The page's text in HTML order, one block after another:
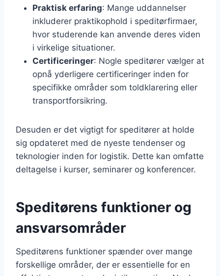
Praktisk erfaring: Mange uddannelser
inkluderer praktikophold i speditørfirmaer,
hvor studerende kan anvende deres viden
i virkelige situationer.
Certificeringer: Nogle speditører vælger at
opnå yderligere certificeringer inden for
specifikke områder som toldklarering eller
transportforsikring.
Desuden er det vigtigt for speditører at holde
sig opdateret med de nyeste tendenser og
teknologier inden for logistik. Dette kan omfatte
deltagelse i kurser, seminarer og konferencer.
Speditørens funktioner og
ansvarsområder
Speditørens funktioner spænder over mange
forskellige områder, der er essentielle for en